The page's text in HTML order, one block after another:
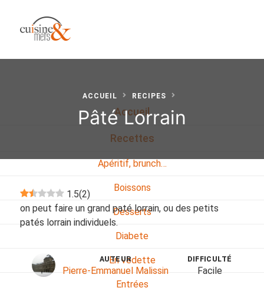
Accueil
Recettes
Apéritif, brunch…
Boissons
Desserts
Diabete
En vedette
Entrées
ACCUEIL RECIPES
Pâté Lorrain
1.5(2)
on peut faire un grand paté lorrain, ou des petits
patés lorrain individuels.
AUTEUR
Pierre-Emmanuel Malissin
DIFFICULTÉ
Facile